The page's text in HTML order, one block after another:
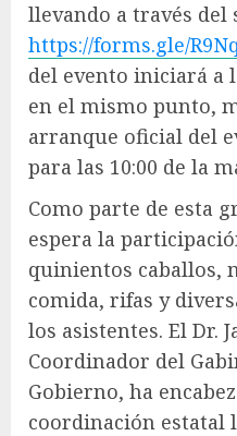
llevando a través
https://forms.gle/
del evento iniciará a
en el mismo punto,
arranque oficial del
para las 10:00 de la
Como parte de esta
espera la
quinientos caballos,
comida, rifas y
los asistentes. El Dr.
Coordinador del
Gobierno, ha
coordinación estatal